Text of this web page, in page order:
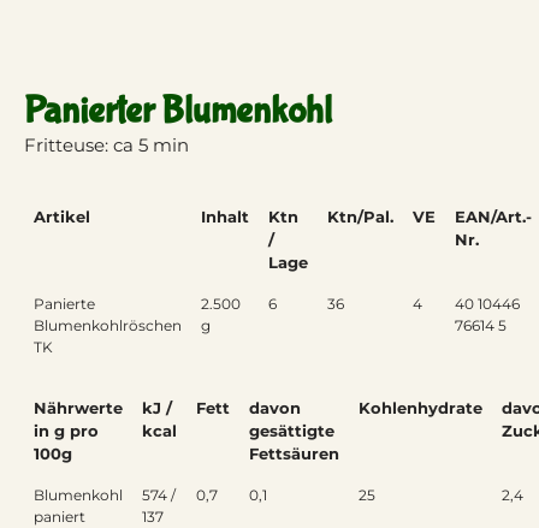
Panierter Blumenkohl
Fritteuse: ca 5 min
Artikel Inhalt
Ktn
/
Lage
Ktn/Pal. VE
EAN/Art.-
Nr.
Panierte
Blumenkohlröschen
TK
2.500
g
6 36 4
40 10446
76614 5
Nährwerte
in g pro
100g
kJ /
kcal
Fett
davon
gesättigte
Fettsäuren
Kohlenhydrate
Blumenkohl
paniert
574 /
137
0,7 0,1 25 2,4